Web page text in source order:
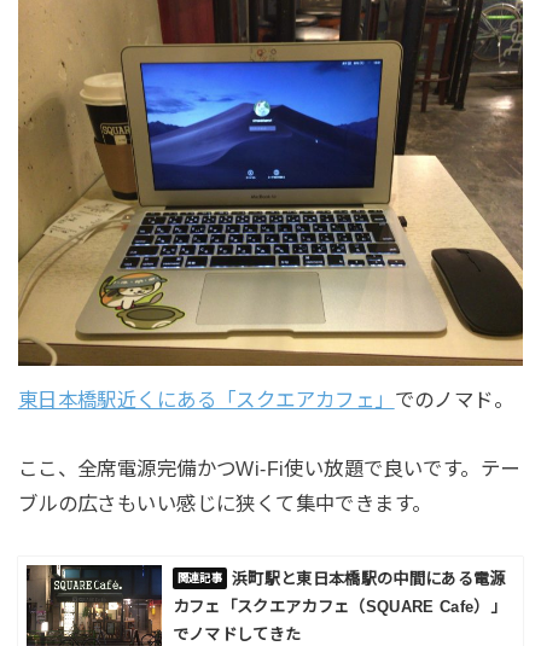
東日本橋駅近くにある「スクエアカフェ」 でのノマド。
ここ、全席電源完備かつWi-Fi使い放題で良いです。テー
ブルの広さもいい感じに狭くて集中できます。
浜町駅と東日本橋駅の中間にある電源
カフェ「スクエアカフェ（SQUARE Cafe）」
でノマドしてきた